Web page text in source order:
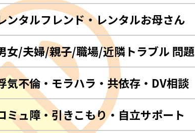
ンタルフレンド・レンタルお母さん
女/夫婦/親子/職場/近隣トラブル 問題
気不倫・モラハラ・共依存・DV相談
ミュ障・引きこもり・自立サポート